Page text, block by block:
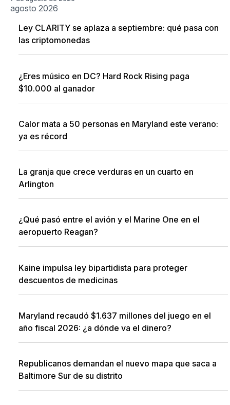
agosto 2026
Ley CLARITY se aplaza a septiembre: qué pasa con
las criptomonedas
¿Eres músico en DC? Hard Rock Rising paga
$10.000 al ganador
Calor mata a 50 personas en Maryland este verano:
ya es récord
La granja que crece verduras en un cuarto en
Arlington
¿Qué pasó entre el avión y el Marine One en el
aeropuerto Reagan?
Kaine impulsa ley bipartidista para proteger
descuentos de medicinas
Maryland recaudó $1.637 millones del juego en el
año fiscal 2026: ¿a dónde va el dinero?
Republicanos demandan el nuevo mapa que saca a
Baltimore Sur de su distrito